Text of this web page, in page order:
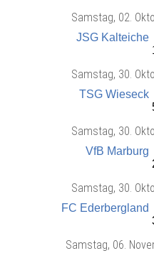
Samstag, 02.
JSG Kalteiche
Samstag, 30.
TSG Wieseck
Samstag, 30.
VfB Marburg
Samstag, 30.
FC Ederbergland
Samstag, 06.